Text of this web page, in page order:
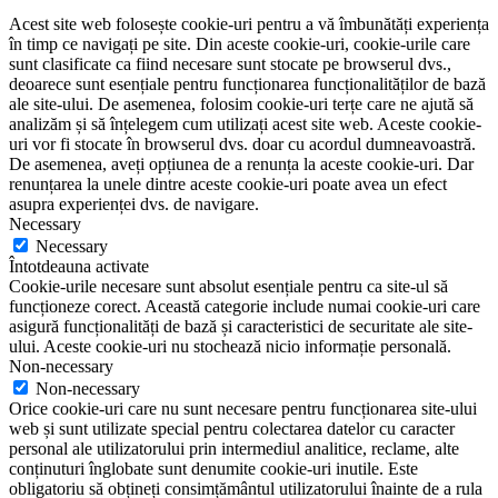
Acest site web folosește cookie-uri pentru a vă îmbunătăți experiența
în timp ce navigați pe site. Din aceste cookie-uri, cookie-urile care
sunt clasificate ca fiind necesare sunt stocate pe browserul dvs.,
deoarece sunt esențiale pentru funcționarea funcționalităților de bază
ale site-ului. De asemenea, folosim cookie-uri terțe care ne ajută să
analizăm și să înțelegem cum utilizați acest site web. Aceste cookie-
uri vor fi stocate în browserul dvs. doar cu acordul dumneavoastră.
De asemenea, aveți opțiunea de a renunța la aceste cookie-uri. Dar
renunțarea la unele dintre aceste cookie-uri poate avea un efect
asupra experienței dvs. de navigare.
Necessary
Necessary
Întotdeauna activate
Cookie-urile necesare sunt absolut esențiale pentru ca site-ul să
funcționeze corect. Această categorie include numai cookie-uri care
asigură funcționalități de bază și caracteristici de securitate ale site-
ului. Aceste cookie-uri nu stochează nicio informație personală.
Non-necessary
Non-necessary
Orice cookie-uri care nu sunt necesare pentru funcționarea site-ului
web și sunt utilizate special pentru colectarea datelor cu caracter
personal ale utilizatorului prin intermediul analitice, reclame, alte
conținuturi înglobate sunt denumite cookie-uri inutile. Este
obligatoriu să obțineți consimțământul utilizatorului înainte de a rula